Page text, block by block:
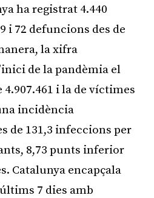
ha registrat 4.440
i 72 defuncions des de
la xifra
de la pandèmia el
4.907.461 i la de víctimes
incidència
de 131,3 infeccions per
8,73 punts inferior
Catalunya encapçala
7 dies amb